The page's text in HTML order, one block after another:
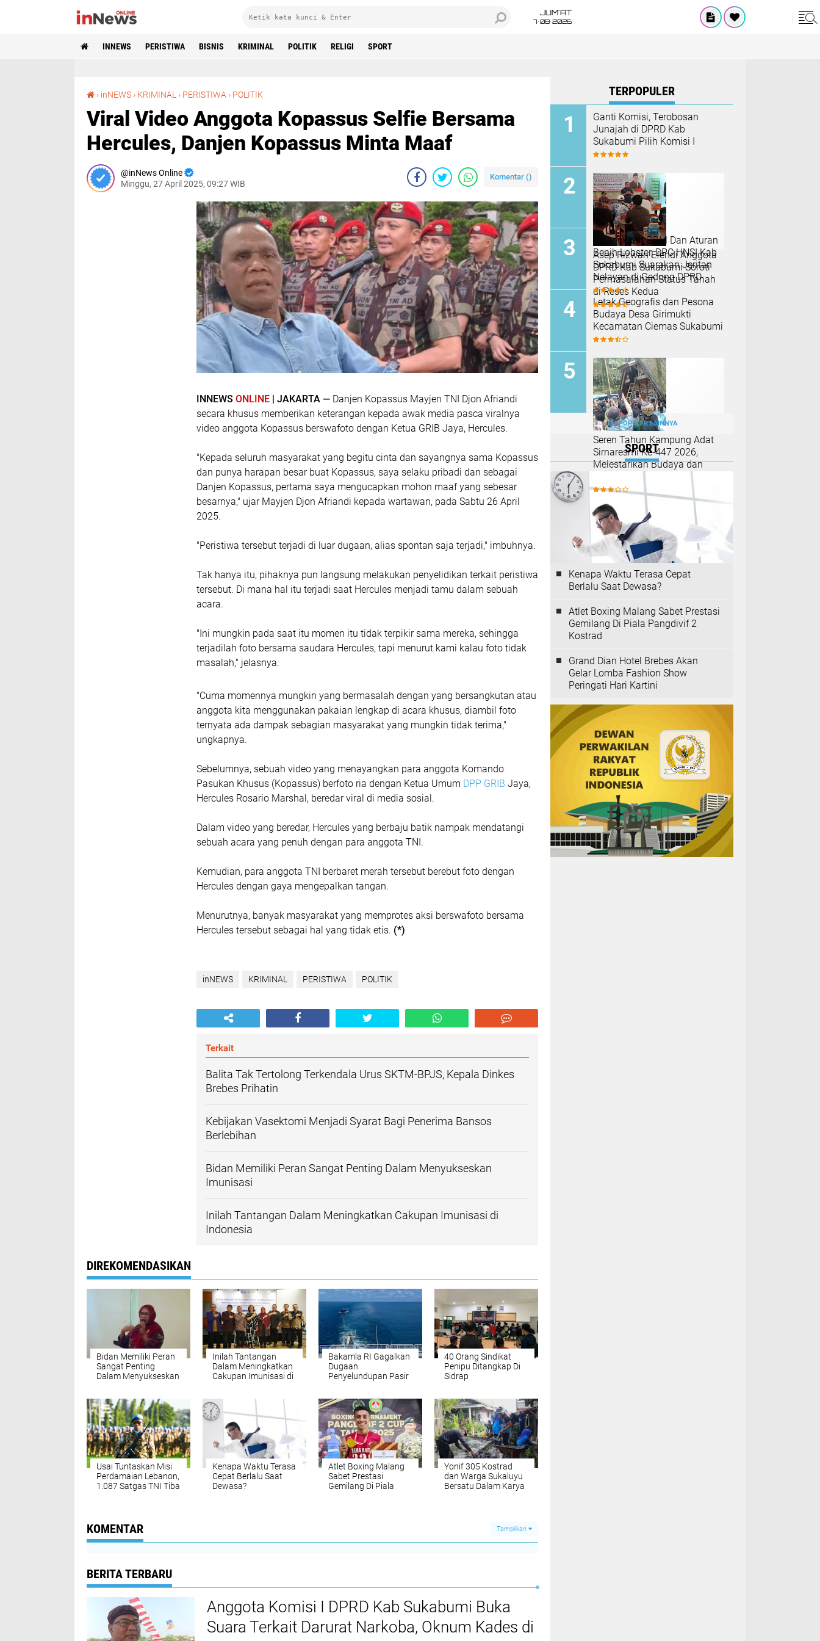
JUM'AT
7•08•2026
INNEWS PERISTIWA BISNIS KRIMINAL POLITIK RELIGI SPORT
› inNEWS › KRIMINAL › PERISTIWA › POLITIK
Viral Video Anggota Kopassus Selfie Bersama
Hercules, Danjen Kopassus Minta Maaf
inNews Online
Minggu, 27 April 2025, 09:27 WIB
Komentar ()
INNEWS ONLINE | JAKARTA — Danjen Kopassus Mayjen TNI Djon Afriandi
secara khusus memberikan keterangan kepada awak media pasca viralnya
video anggota Kopassus berswafoto dengan Ketua GRIB Jaya, Hercules.
"Kepada seluruh masyarakat yang begitu cinta dan sayangnya sama Kopassus
dan punya harapan besar buat Kopassus, saya selaku pribadi dan sebagai
Danjen Kopassus, pertama saya mengucapkan mohon maaf yang sebesar
besarnya," ujar Mayjen Djon Afriandi kepada wartawan, pada Sabtu 26 April
2025.
"Peristiwa tersebut terjadi di luar dugaan, alias spontan saja terjadi," imbuhnya.
Tak hanya itu, pihaknya pun langsung melakukan penyelidikan terkait peristiwa
tersebut. Di mana hal itu terjadi saat Hercules menjadi tamu dalam sebuah
acara.
"Ini mungkin pada saat itu momen itu tidak terpikir sama mereka, sehingga
terjadilah foto bersama saudara Hercules, tapi menurut kami kalau foto tidak
masalah," jelasnya.
"Cuma momennya mungkin yang bermasalah dengan yang bersangkutan atau
anggota kita menggunakan pakaian lengkap di acara khusus, diambil foto
ternyata ada dampak sebagian masyarakat yang mungkin tidak terima,"
ungkapnya.
Sebelumnya, sebuah video yang menayangkan para anggota Komando
Pasukan Khusus (Kopassus) berfoto ria dengan Ketua Umum DPP GRIB Jaya,
Hercules Rosario Marshal, beredar viral di media sosial.
Dalam video yang beredar, Hercules yang berbaju batik nampak mendatangi
sebuah acara yang penuh dengan para anggota TNI.
Kemudian, para anggota TNI berbaret merah tersebut berebut foto dengan
Hercules dengan gaya mengepalkan tangan.
Menurutnya, banyak masyarakat yang memprotes aksi berswafoto bersama
Hercules tersebut sebagai hal yang tidak etis. (*)
inNEWS KRIMINAL PERISTIWA POLITIK
Terkait
Balita Tak Tertolong Terkendala Urus SKTM-BPJS, Kepala Dinkes
Brebes Prihatin
Kebijakan Vasektomi Menjadi Syarat Bagi Penerima Bansos
Berlebihan
Bidan Memiliki Peran Sangat Penting Dalam Menyukseskan
Imunisasi
Inilah Tantangan Dalam Meningkatkan Cakupan Imunisasi di
Indonesia
DIREKOMENDASIKAN
Bidan Memiliki Peran
Sangat Penting
Dalam Menyukseskan
Inilah Tantangan
Dalam Meningkatkan
Cakupan Imunisasi di
Bakamla RI Gagalkan
Dugaan
Penyelundupan Pasir
40 Orang Sindikat
Penipu Ditangkap Di
Sidrap
Usai Tuntaskan Misi
Perdamaian Lebanon,
1.087 Satgas TNI Tiba
Kenapa Waktu Terasa
Cepat Berlalu Saat
Dewasa?
Atlet Boxing Malang
Sabet Prestasi
Gemilang Di Piala
Yonif 305 Kostrad
dan Warga Sukaluyu
Bersatu Dalam Karya
KOMENTAR Tampilkan
BERITA TERBARU
Anggota Komisi I DPRD Kab Sukabumi Buka
Suara Terkait Darurat Narkoba, Oknum Kades di
TERPOPULER
Ganti Komisi, Terobosan
Junajah di DPRD Kab
Sukabumi Pilih Komisi I
Asep Rizwan Efendi Anggota
DPRD Kab Sukabumi Soroti
Permasalahan Status Tanah
di Reses Kedua
Kelangkaan BBM Dan Aturan
Benih Lobster, DPC HNSI Kab
Sukabumi Suarakan Jeritan
Nelayan di Gedung DPRD
Letak Geografis dan Pesona
Budaya Desa Girimukti
Kecamatan Ciemas Sukabumi
Seren Tahun Kampung Adat
Sirnaresmi Ke-447 2026,
Melestarikan Budaya dan
Menjaga Kearifan Lokal
TERPOPULER LAINNYA
SPORT
Kenapa Waktu Terasa Cepat
Berlalu Saat Dewasa?
Atlet Boxing Malang Sabet Prestasi
Gemilang Di Piala Pangdivif 2
Kostrad
Grand Dian Hotel Brebes Akan
Gelar Lomba Fashion Show
Peringati Hari Kartini